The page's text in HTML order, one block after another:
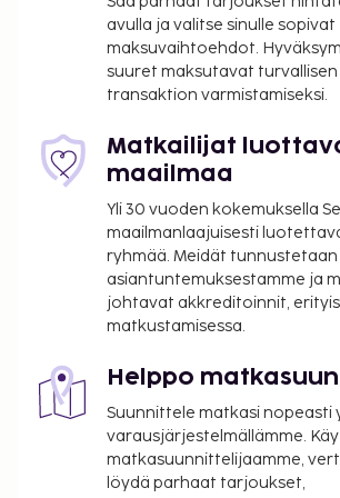
ilmainen langaton internetyhteys,
kiertoajelu-/lippupalvelu ja juhlasali.
ravintola, Nikkei 103, on hyvä paikka
illallisen nauttimiseen; ravintolan
kuuluu perulainen keittiö.
huonepalvelu (rajoitettuina aikoina).
kuuluu myös baari/aulabaari ja
rentoutua raikkaan juoman parissa.
mannermainen aamiainen
klo 7.00–11.00 ja viikonloppuisin klo
Majoituspaikka veloittaa seuraavat
suoritettavat maksut. Maksuihin
Kaupunki perii kaupunkiveron,
majoituspaikassa. Poikkeuksia
saatetaan soveltaa. Lisätietoja
yhteyttä majoituspaikkaan
avulla ja valitse sinulle sopivat
maksuvaihtoehdot.
suuret maksutavat
transaktion varmistamiseksi.
Matkailijat
maailmaa
Yli 30 vuoden kokemuksella
maailmanlaajuisesti
ryhmää. Meidät tunnustetaan
asiantuntemuksestamme ja
johtavat akkreditoinnit,
matkustamisessa.
Helppo
Suunnittele matkasi nopeasti
varausjärjestelmällämme.
matkasuunnittelijaamme,
löydä parhaat tarjoukset,